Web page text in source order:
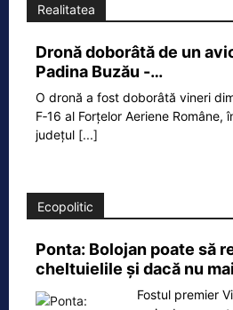
Realitatea
Dronă doborâtă de un
Padina Buzău -…
O dronă a fost doborâtă vineri
F‑16 al Forțelor Aeriene Române,
județul [...]
Ecopolitic
Ponta: Bolojan poate să
cheltuielile şi dacă nu
Fostul premier